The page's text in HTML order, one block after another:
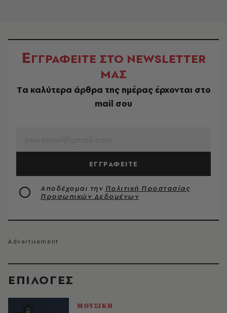
EΠΙΛΟΓΈΣ
ΜΟΥΣΙΚΗ
ΕΓΓΡΑΦΕΙΤΕ ΣΤΟ NEWSLETTER
ΜΑΣ
Tα καλύτερα άρθρα της ημέρας έρχονται στο
mail σου
ΕΓΓΡΑΦΕΙΤΕ
Αποδέχομαι την Πολιτική Προστασίας
Προσωπικών Δεδομένων